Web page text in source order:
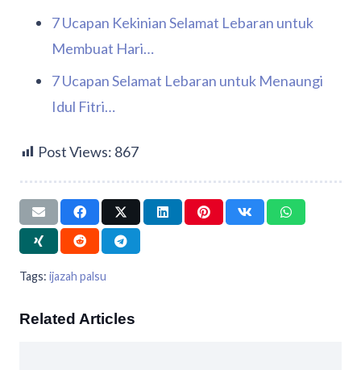
7 Ucapan Kekinian Selamat Lebaran untuk
Membuat Hari…
7 Ucapan Selamat Lebaran untuk Menaungi
Idul Fitri…
Post Views: 867
Tags: ijazah palsu
Related Articles